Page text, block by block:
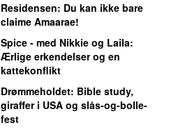
Residensen: Du kan ikke bare
claime Amaarae!
Spice - med Nikkie og Laila:
Ærlige erkendelser og en
kattekonflikt
Drømmeholdet: Bible study,
giraffer i USA og slås-og-bolle-
fest